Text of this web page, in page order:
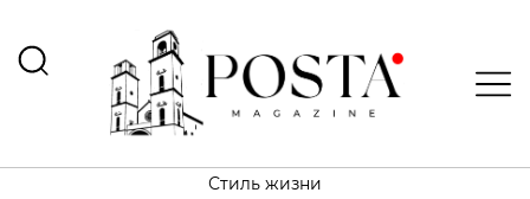
Стиль жизни